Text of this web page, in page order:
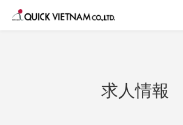
求人情報